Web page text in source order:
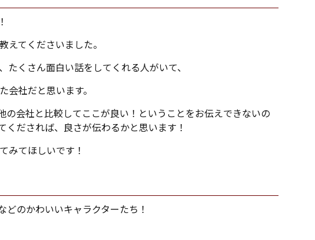
えてくださいました。
くさん面白い話をしてくれる人がいて、
会社だと思います。
の会社と比較してここが良い！ということをお伝えできないの
だされば、良さが伝わるかと思います！
みてほしいです！
どのかわいいキャラクターたち！